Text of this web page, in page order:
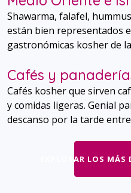
Shawarma, falafel,
están bien representados
gastronómicas kosher de
Cafés y
Cafés kosher que sirven
y comidas ligeras. Genial
descanso por la tarde
EXPLORAR LOS MÁS